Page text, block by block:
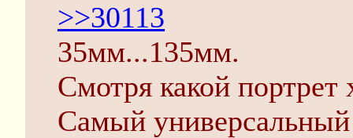
>>30113
35мм...135мм.
Смотря какой портрет
Самый